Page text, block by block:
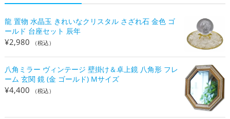
龍 置物 水晶玉 きれいなクリスタル さざれ石 金色 ゴ
ールド 台座セット 辰年
¥2,980 （税込）
八角ミラー ヴィンテージ 壁掛け＆卓上鏡 八角形 フレ
ーム 玄関 鏡 (金 ゴールド) Mサイズ
¥4,400 （税込）